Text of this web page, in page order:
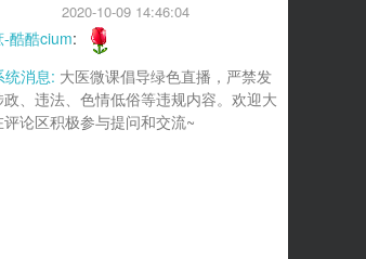
2020-10-09 14:46:04
-酷酷cium:
统消息: 大医微课倡导绿色直播，严禁发
政、违法、色情低俗等违规内容。欢迎大
评论区积极参与提问和交流~